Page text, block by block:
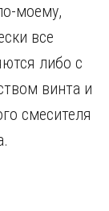
моему,
все
либо с
винта и
смесителя